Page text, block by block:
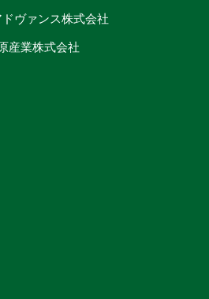
ヴァンス株式会社
産業株式会社